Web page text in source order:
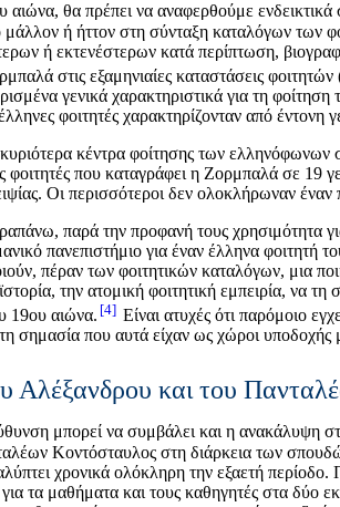
αιώνα, θα πρέπει να αναφερθούμε
μάλλον ή ήττον στη σύνταξη καταλόγων των
ή εκτενέστερων κατά περίπτωση,
στις εξαμηνιαίες καταστάσεις φοιτητών
γενικά χαρακτηριστικά για τη
φοιτητές χαρακτηρίζονταν από
κέντρα φοίτησης των
φοιτητές που καταγράφει η Ζορμπαλά σε 19
Οι περισσότεροι δεν ολοκλήρωναν
παρά την προφανή τους χρησιμότητα
πανεπιστήμιο για έναν έλληνα φοιτητή
πέραν των φοιτητικών καταλόγων, μια
την ατομική φοιτητική εμπειρία, να
19ου αιώνα. 4 Είναι ατυχές ότι παρόμοιο
σημασία που αυτά είχαν ως χώροι υποδοχής
Αλέξανδρου και του
μπορεί να συμβάλει και η ανακάλυψη
Κοντόσταυλος στη διάρκεια των
χρονικά ολόκληρη την εξαετή
για τα μαθήματα και τους καθηγητές στα